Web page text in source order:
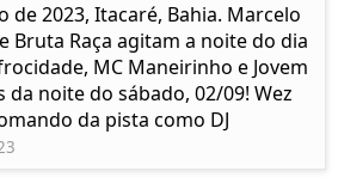
de 2023, Itacaré, Bahia. Marcelo
Bruta Raça agitam a noite do dia
MC Maneirinho e Jovem
da noite do sábado, 02/09! Wez
da pista como DJ